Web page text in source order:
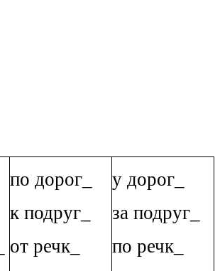
по дорог_
к подруг_
от речк_
у дорог_
за подруг_
по речк_